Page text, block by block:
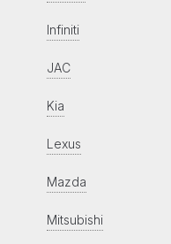
Infiniti
JAC
Kia
Lexus
Mazda
Mitsubishi